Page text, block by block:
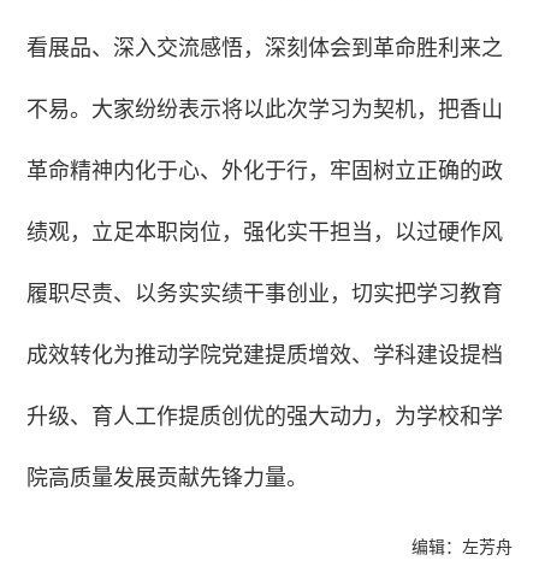
看展品、深入交流感悟，深刻体会到革命胜利来之
不易。大家纷纷表示将以此次学习为契机，把香山
革命精神内化于心、外化于行，牢固树立正确的政
绩观，立足本职岗位，强化实干担当，以过硬作风
履职尽责、以务实实绩干事创业，切实把学习教育
成效转化为推动学院党建提质增效、学科建设提档
升级、育人工作提质创优的强大动力，为学校和学
院高质量发展贡献先锋力量。
编辑：左芳舟